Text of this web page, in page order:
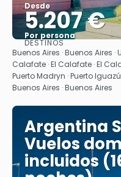
Desde
5.207 €
Por persona
DESTINOS
Buenos Aires · Buenos Aires ·
Calafate · El Calafate · El
Puerto Madryn · Puerto
Buenos Aires · Buenos Aires
Argentina
Vuelos
incluidos